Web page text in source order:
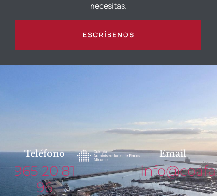
necesitas.
ESCRÍBENOS
Teléfono
965 20 81
96
Email